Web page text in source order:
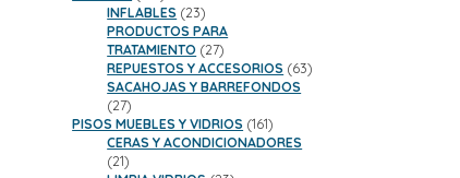
productos
INFLABLES 2323
productos
PRODUCTOS PARA
TRATAMIENTO 2727
productos
REPUESTOS Y ACCESORIOS 6363
SACAHOJAS Y BARREFONDOS
2727
productos
PISOS MUEBLES Y VIDRIOS 161161
productos
CERAS Y ACONDICIONADORES
2121